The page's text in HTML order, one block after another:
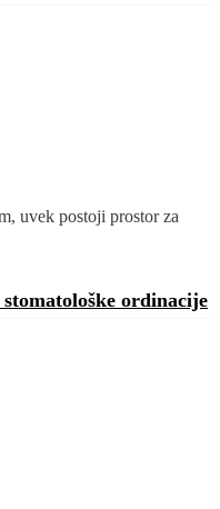
uvek postoji prostor za
ordinacije